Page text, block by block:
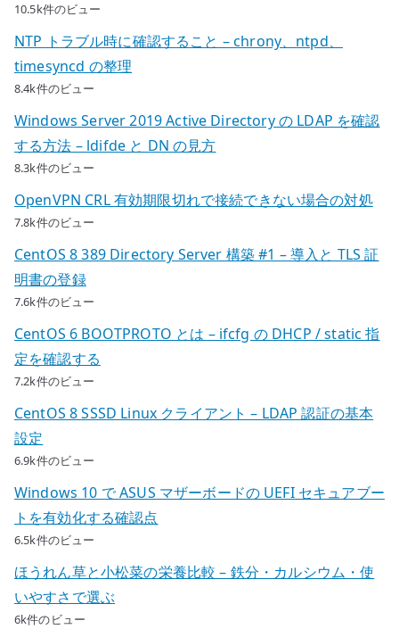
10.5k件のビュー
NTP トラブル時に確認すること – chrony、ntpd、
timesyncd の整理
8.4k件のビュー
Windows Server 2019 Active Directory の LDAP を確認
する方法 – ldifde と DN の見方
8.3k件のビュー
OpenVPN CRL 有効期限切れで接続できない場合の対処
7.8k件のビュー
CentOS 8 389 Directory Server 構築 #1 – 導入と TLS 証
明書の登録
7.6k件のビュー
CentOS 6 BOOTPROTO とは – ifcfg の DHCP / static 指
定を確認する
7.2k件のビュー
CentOS 8 SSSD Linux クライアント – LDAP 認証の基本
設定
6.9k件のビュー
Windows 10 で ASUS マザーボードの UEFI セキュアブー
トを有効化する確認点
6.5k件のビュー
ほうれん草と小松菜の栄養比較 – 鉄分・カルシウム・使
いやすさで選ぶ
6k件のビュー